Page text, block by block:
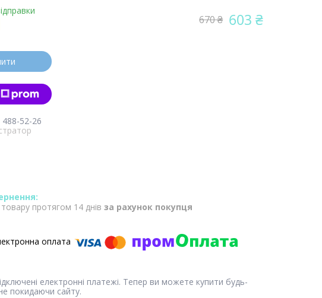
670 ₴ 603 ₴
52-26
протягом 14 днів за рахунок покупця
електронні платежі. Тепер ви можете купити будь-
покидаючи сайту.